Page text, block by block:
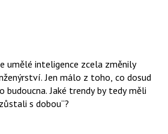
umělé inteligence zcela změnily
Jen málo z toho, co dosud
Jaké trendy by tedy měli
s dobou“?